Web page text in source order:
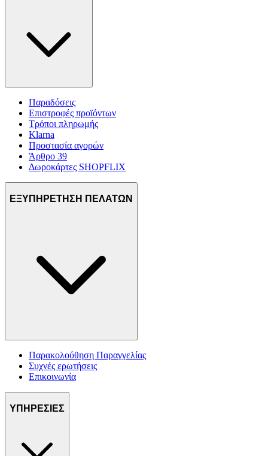
Παραδόσεις
Επιστροφές προϊόντων
Τρόποι πληρωμής
Klarna
Προστασία αγορών
Άρθρο 39
Δωροκάρτες SHOPFLIX
ΕΞΥΠΗΡΕΤΗΣΗ ΠΕΛΑΤΩΝ
Παρακολούθηση Παραγγελίας
Συχνές ερωτήσεις
Επικοινωνία
ΥΠΗΡΕΣΙΕΣ